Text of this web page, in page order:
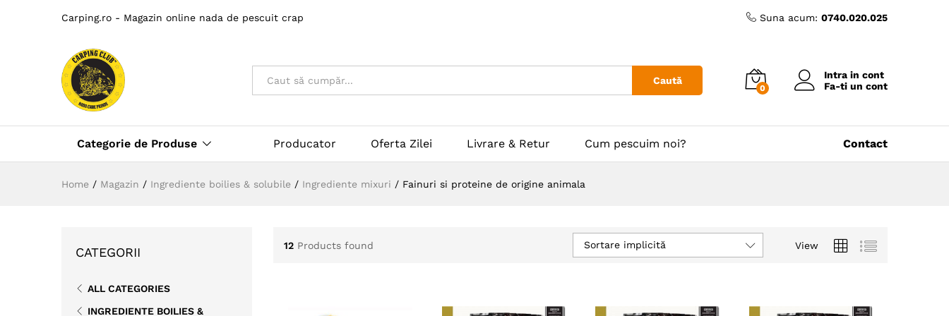
Carping.ro - Magazin online nada de pescuit crap Suna acum: 0740.020.025
Toate Caută
0
Intra in cont
Fa-ti un cont
Categorie de Produse Producator Oferta Zilei Livrare & Retur Cum pescuim noi? Contact
Home / Magazin / Ingrediente boilies & solubile / Ingrediente mixuri / Fainuri si proteine de origine animala
12 Products found View
Sortare implicită
CATEGORII
ALL CATEGORIES
INGREDIENTE BOILIES &